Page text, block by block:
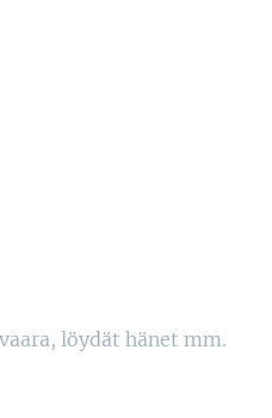
löydät hänet mm.